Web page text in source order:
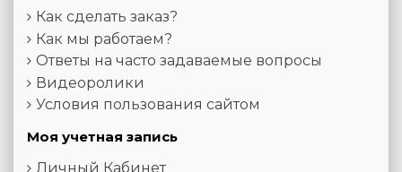
Как сделать заказ?
Как мы работаем?
Ответы на часто задаваемые вопросы
Видеоролики
Условия пользования сайтом
Моя учетная запись
Личный Кабинет